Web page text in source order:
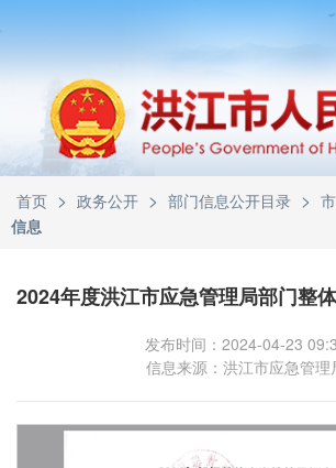
首页 > 政务公开 > 部门信息公开目录 >
信息
2024年度洪江市应急管理局部门整
发布时间：2024-04-23
信息来源：洪江市应急管理